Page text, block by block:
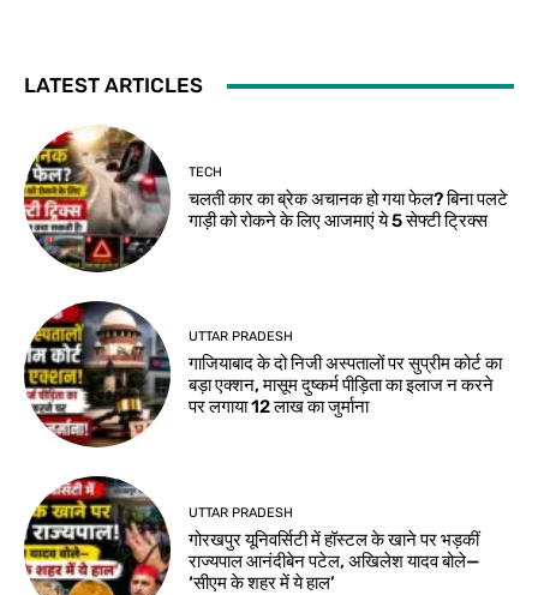
LATEST ARTICLES
TECH
चलती कार का ब्रेक अचानक हो गया फेल? बिना पलटे
गाड़ी को रोकने के लिए आजमाएं ये 5 सेफ्टी ट्रिक्स
UTTAR PRADESH
गाजियाबाद के दो निजी अस्पतालों पर सुप्रीम कोर्ट का
बड़ा एक्शन, मासूम दुष्कर्म पीड़िता का इलाज न करने
पर लगाया 12 लाख का जुर्माना
UTTAR PRADESH
गोरखपुर यूनिवर्सिटी में हॉस्टल के खाने पर भड़कीं
राज्यपाल आनंदीबेन पटेल, अखिलेश यादव बोले—
‘सीएम के शहर में ये हाल’